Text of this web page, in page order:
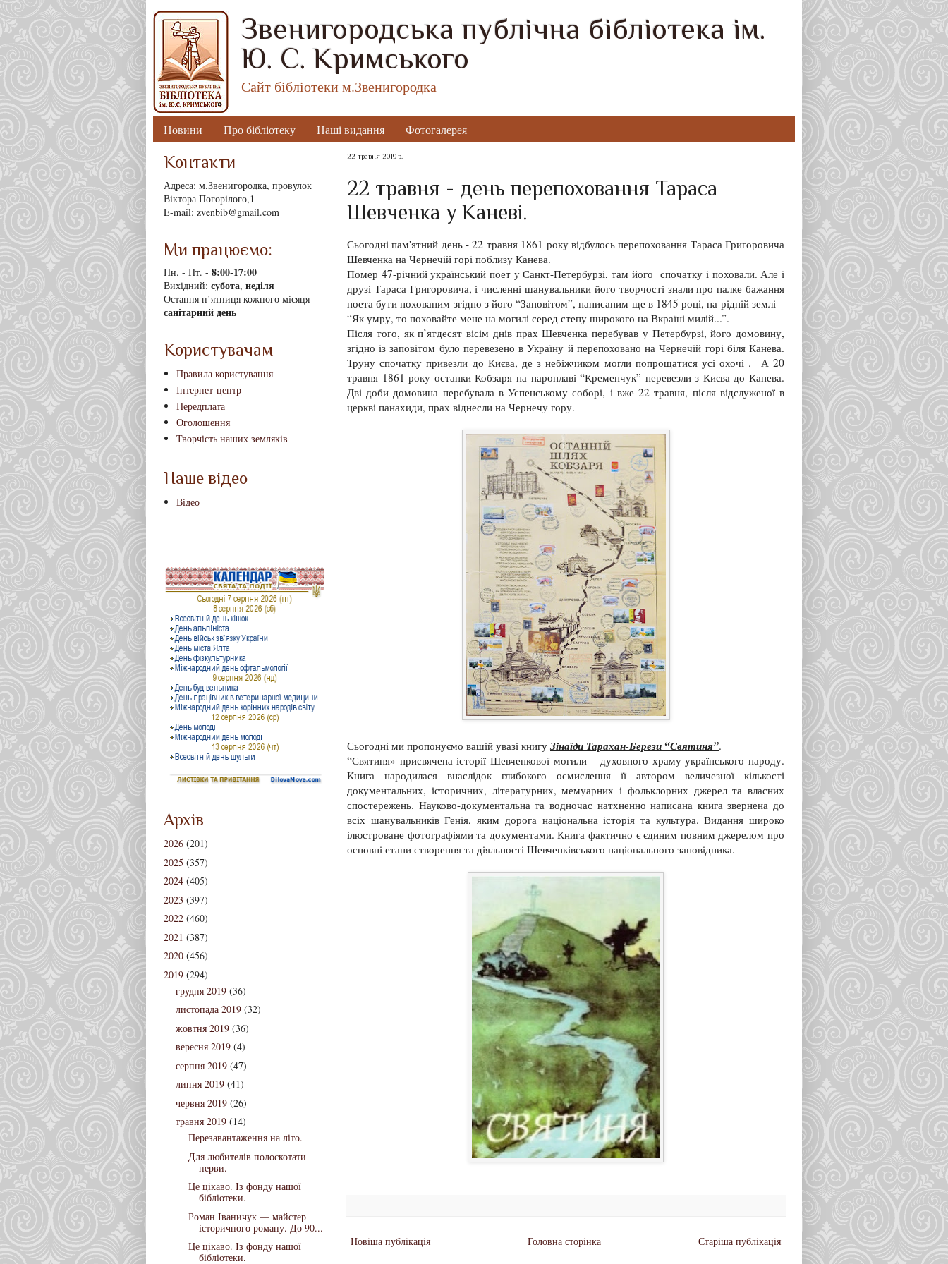
Звенигородська публічна бібліотека ім.
Ю. С. Кримського
Сайт бібліотеки м.Звенигородка
Новини Про бібліотеку Наші видання Фотогалерея
22 травня 2019 р.
22 травня - день перепоховання Тараса
Шевченка у Каневі.
Сьогодні пам'ятний день - 22 травня 1861 року відбулось перепоховання Тараса Григоровича
Шевченка на Чернечій горі поблизу Канева.
Помер 47-річний український поет у Санкт-Петербурзі, там його спочатку і поховали. Але і
друзі Тараса Григоровича, і численні шанувальники його творчості знали про палке бажання
поета бути похованим згідно з його “Заповітом”, написаним ще в 1845 році, на рідній землі –
“Як умру, то поховайте мене на могилі серед степу широкого на Вкраїні милій...”.
Після того, як п’ятдесят вісім днів прах Шевченка перебував у Петербурзі, його домовину,
згідно із заповітом було перевезено в Україну й перепоховано на Чернечій горі біля Канева.
Труну спочатку привезли до Києва, де з небіжчиком могли попрощатися усі охочі . А 20
травня 1861 року останки Кобзаря на пароплаві “Кременчук” перевезли з Києва до Канева.
Дві доби домовина перебувала в Успенському соборі, і вже 22 травня, після відслуженої в
церкві панахиди, прах віднесли на Чернечу гору.
Сьогодні ми пропонуємо вашій увазі книгу Зінаїди Тарахан-Берези “Святиня”.
“Святиня» присвячена історії Шевченкової могили – духовного храму українського народу.
Книга народилася внаслідок глибокого осмислення її автором величезної кількості
документальних, історичних, літературних, мемуарних і фольклорних джерел та власних
спостережень. Науково-документальна та водночас натхненно написана книга звернена до
всіх шанувальників Генія, яким дорога національна історія та культура. Видання широко
ілюстроване фотографіями та документами. Книга фактично є єдиним повним джерелом про
основні етапи створення та діяльності Шевченківського національного заповідника.
Новіша публікація Старіша публікація
Головна сторінка
Контакти
Адреса: м.Звенигородка, провулок
Віктора Погорілого,1
E-mail: zvenbib@gmail.com
Ми працюємо:
Пн. - Пт. - 8:00-17:00
Вихідний: субота, неділя
Остання п’ятниця кожного місяця -
санітарний день
Користувачам
Правила користування
Інтернет-центр
Передплата
Оголошення
Творчість наших земляків
Наше відео
Відео
Архів
2026 (201)
2025 (357)
2024 (405)
2023 (397)
2022 (460)
2021 (387)
2020 (456)
2019 (294)
грудня 2019 (36)
листопада 2019 (32)
жовтня 2019 (36)
вересня 2019 (4)
серпня 2019 (47)
липня 2019 (41)
червня 2019 (26)
травня 2019 (14)
Перезавантаження на літо.
Для любителів полоскотати
нерви.
Це цікаво. Із фонду нашої
бібліотеки.
Роман Іваничук — майстер
історичного роману. До 90...
Це цікаво. Із фонду нашої
бібліотеки.